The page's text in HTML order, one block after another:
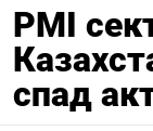
PMI
спад